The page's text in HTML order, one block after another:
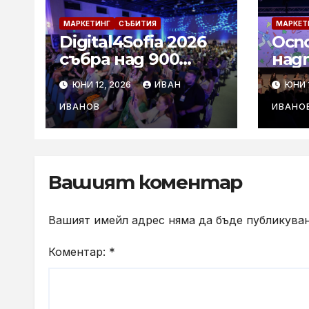
МАРКЕТИНГ СЪБИТИЯ
Digital4Sofia 2026
събра над 900
маркетинг
специалисти и
бизнес лидери в
София Тех Парк
ЮНИ 12, 2026 ИВАН
ИВАНОВ
ЮНИ
Вашият коментар
Вашият имейл адрес няма да бъде
Коментар: *